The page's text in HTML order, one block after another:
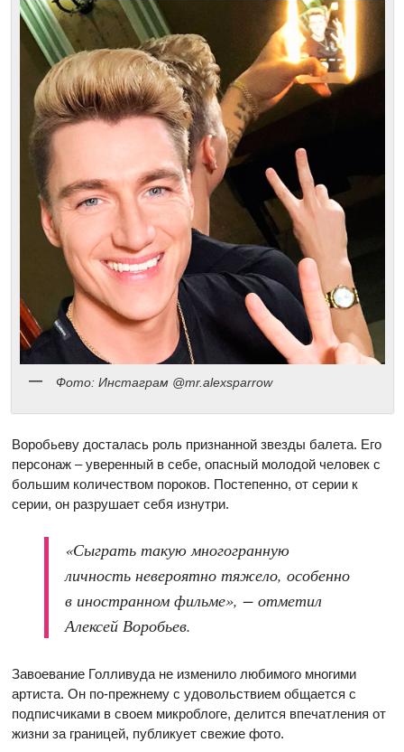
Фото: Инстаграм @mr.alexsparrow
Воробьеву досталась роль признанной звезды балета. Его
персонаж – уверенный в себе, опасный молодой человек с
большим количеством пороков. Постепенно, от серии к
серии, он разрушает себя изнутри.
«Сыграть такую многогранную
личность невероятно тяжело, особенно
в иностранном фильме», − отметил
Алексей Воробьев.
Завоевание Голливуда не изменило любимого многими
артиста. Он по-прежнему с удовольствием общается с
подписчиками в своем микроблоге, делится впечатления от
жизни за границей, публикует свежие фото.